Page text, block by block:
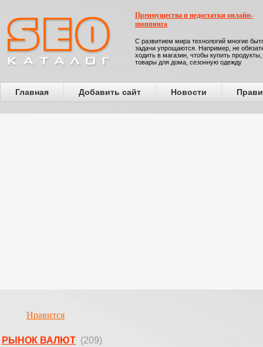
Преимущества и недостатки онлайн-
шоппинга
С развитием мира технологий многие
задачи упрощаются. Например, не
ходить в магазин, чтобы купить продукты,
товары для дома, сезонную одежду
Главная Добавить сайт Новости
Нравится
РЫНОК ВАЛЮТ (209)